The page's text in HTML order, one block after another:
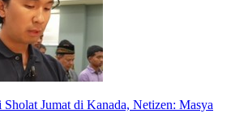
Jumat di Kanada, Netizen: Masya